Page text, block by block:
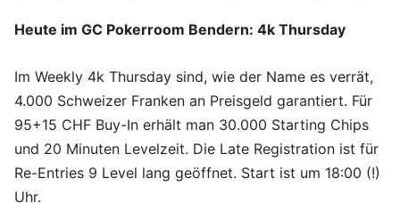
Heute im GC Pokerroom Bendern: 4k Thursday
Im Weekly 4k Thursday sind, wie der Name es verrät,
4.000 Schweizer Franken an Preisgeld garantiert. Für
95+15 CHF Buy-In erhält man 30.000 Starting Chips
und 20 Minuten Levelzeit. Die Late Registration ist für
Re-Entries 9 Level lang geöffnet. Start ist um 18:00 (!)
Uhr.